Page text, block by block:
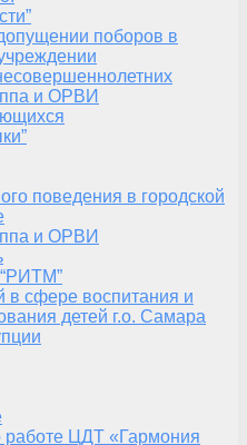
поборов в
и ОРВИ
поведения в городской
и ОРВИ
“РИТМ”
в сфере воспитания и
детей г.о. Самара
работе ЦДТ «Гармония